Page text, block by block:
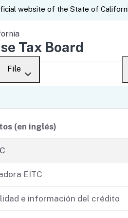
website of the State of
Tax Board
File
a
(en inglés)
EITC
e información del crédito